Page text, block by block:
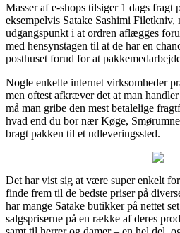
Masser af e-shops tilsiger 1 dags fragt
eksempelvis Satake Sashimi Filetkniv,
udgangspunkt i at ordren aflægges
med hensynstagen til at de har en
posthuset forud for at
Nogle enkelte internet virksomheder
men oftest afkræver det at man
må man gribe den mest betalelige
hvad end du bor nær Køge,
bragt pakken til et udleveringssted.
Det har vist sig at være super enkelt
finde frem til de bedste priser på
har mange Satake butikker på nettet
salgspriserne på en række af deres